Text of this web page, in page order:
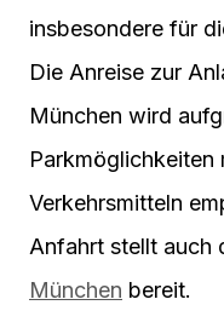
insbesondere für
Die Anreise zur
München wird
Parkmöglichkeiten
Verkehrsmitteln
Anfahrt stellt auch
München bereit.